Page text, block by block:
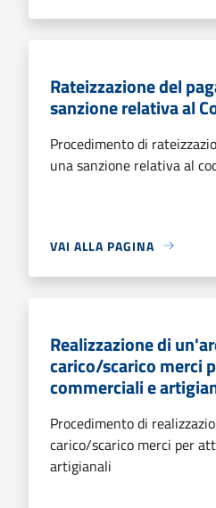
Rateizzazione del
sanzione relativa al
Procedimento di
una sanzione relativa al
VAI ALLA PAGINA
Realizzazione di
carico/scarico merci
commerciali e
Procedimento di
carico/scarico merci per
artigianali